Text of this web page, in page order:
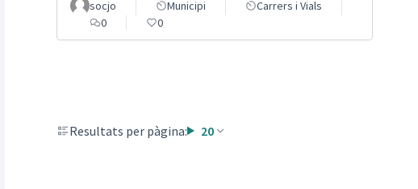
socjo
Municipi
Carrers i Vials
0
0
Resultats per pàgina: 20